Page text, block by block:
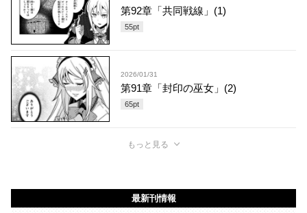
第92章「共同戦線」(1)
55pt
2026/01/31
第91章「封印の巫女」(2)
65pt
もっと見る
最新刊情報